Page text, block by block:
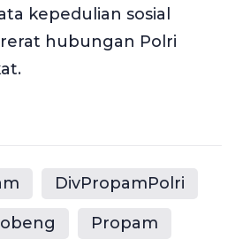
kepedulian sosial
hubungan Polri
DivPropamPolri
Propam